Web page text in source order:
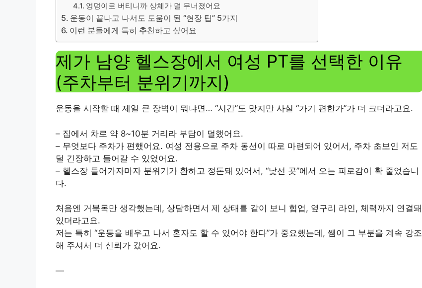
엉덩이로 버티니까 상체가 덜 무너졌어요
운동이 끝나고 나서도 도움이 된 “현장 팁” 5가지
이런 분들에게 특히 추천하고 싶어요
제가 남양 헬스장에서 여성 PT를 선택한 이유
(주차부터 분위기까지)
운동을 시작할 때 제일 큰 장벽이 뭐냐면… “시간”도 맞지만 사실 “가기 편한가”가 더 크더라고요.
– 집에서 차로 약 8~10분 거리라 부담이 덜했어요.
– 무엇보다 주차가 편했어요. 여성 전용으로 주차 동선이 따로 마련되어 있어서, 주차 초보인 저도
덜 긴장하고 들어갈 수 있었어요.
– 헬스장 들어가자마자 분위기가 환하고 정돈돼 있어서, “낯선 곳”에서 오는 피로감이 확 줄었습니
다.
처음엔 거북목만 생각했는데, 상담하면서 제 상태를 같이 보니 힙업, 옆구리 라인, 체력까지 연결돼
있더라고요.
저는 특히 “운동을 배우고 나서 혼자도 할 수 있어야 한다”가 중요했는데, 쌤이 그 부분을 계속 강조
해 주셔서 더 신뢰가 갔어요.
—